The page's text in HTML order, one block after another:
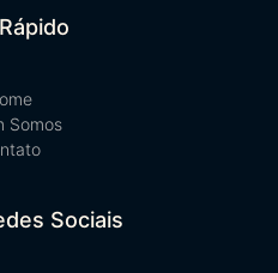
Somos
Sociais